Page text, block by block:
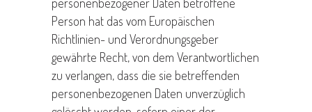
Person hat das vom Europäischen
Richtlinien- und Verordnungsgeber
gewährte Recht, von dem Verantwortlichen
zu verlangen, dass die sie betreffenden
personenbezogenen Daten unverzüglich